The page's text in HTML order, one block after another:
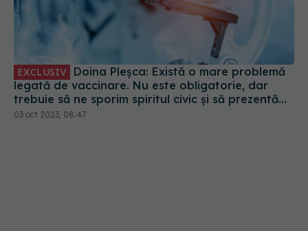
EXCLUSIV
legată de vaccinare. Nu este obligatorie, dar
trebuie să ne sporim spiritul civic și să prezentăm
corect minusurile și plusurile fiecărui vaccin
03 oct 2023, 08:47